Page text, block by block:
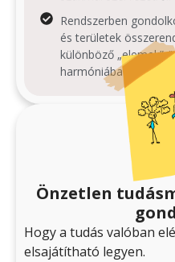
Rendszerben
és területek
különböző „elemek”
harmóniába kerüljenek.
Önzetlen
Hogy a tudás valóban
elsajátítható legyen.